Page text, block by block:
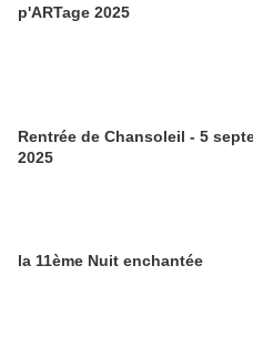
p'ARTage 2025
Rentrée de Chansoleil - 5
2025
la 11ème Nuit enchantée